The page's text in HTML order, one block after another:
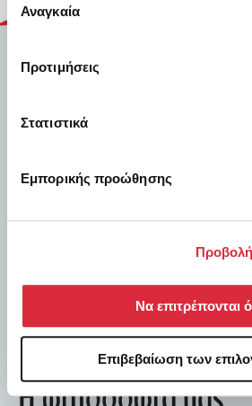
των υπηρεσιών τους.
συγκατάθεσης
Αναγκαία
Προτιμήσεις
Στατιστικά
Εμπορικής προώθησης
Να επιτρέπονται
Επιβεβαίωση των
Η φιλοσοφία μας